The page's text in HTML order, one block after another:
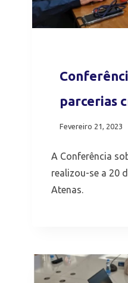
parcerias
Fevereiro 21, 2023
A Conferência
realizou-se a 20
Atenas.